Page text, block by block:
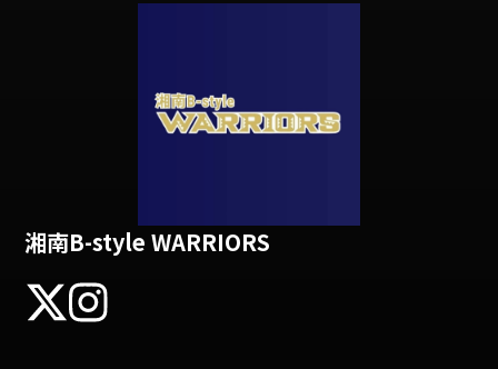
湘南B-style WARRIORS